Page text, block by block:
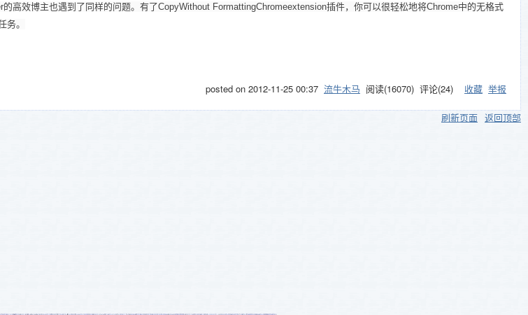
高效博主也遇到了同样的问题。有了CopyWithout FormattingChromeextension插件，你可以很轻松地将Chrome中的无格式
务。
posted on 2012-11-25 00:37 流牛木马 阅读(16070) 评论(24) 收藏 举报
刷新页面 返回顶部